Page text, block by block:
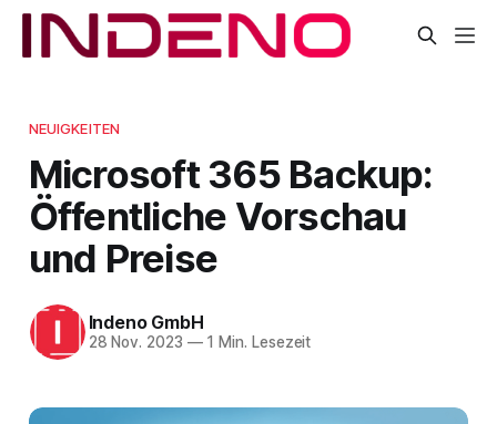
NEUIGKEITEN
Microsoft 365 Backup:
Öffentliche Vorschau
und Preise
Indeno GmbH
28 Nov. 2023 —1 Min. Lesezeit